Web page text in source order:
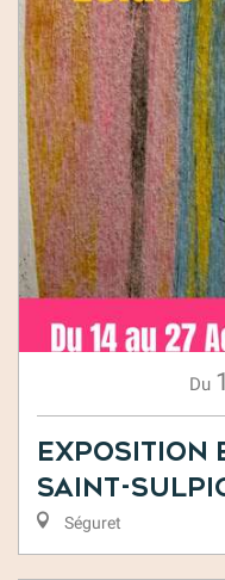
Du
Exposition
Saint-
Séguret